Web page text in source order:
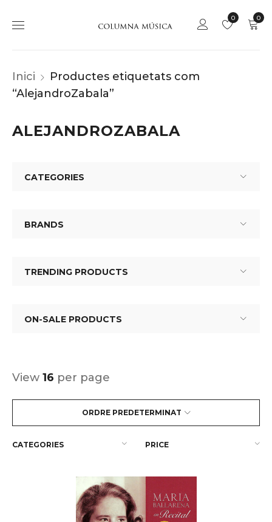
0
0
Inici
Productes etiquetats com
“AlejandroZabala”
ALEJANDROZABALA
CATEGORIES
BRANDS
TRENDING PRODUCTS
ON-SALE PRODUCTS
ORDRE PREDETERMINAT
View 16 per page
CATEGORIES PRICE